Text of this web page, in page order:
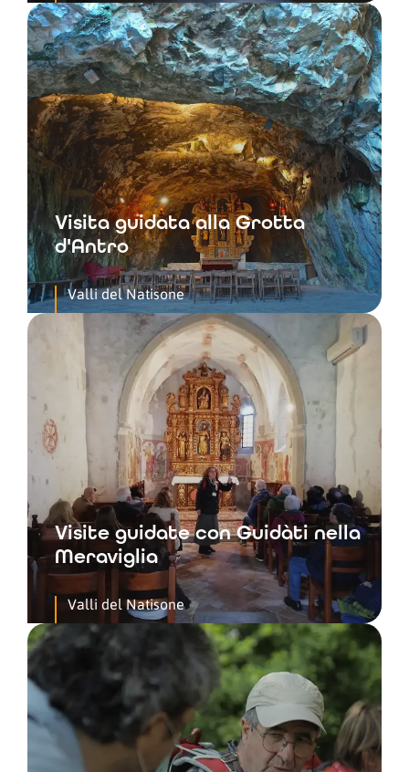
Visita guidata alla Grotta
d'Antro
Valli del Natisone
Visite guidate con Guidàti nella
Meraviglia
Valli del Natisone